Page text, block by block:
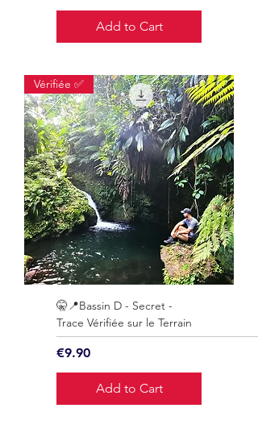
Add to Cart
Vérifiée ✅
🤫📍Bassin D - Secret -
Trace Vérifiée sur le Terrain
Price
€9.90
Add to Cart